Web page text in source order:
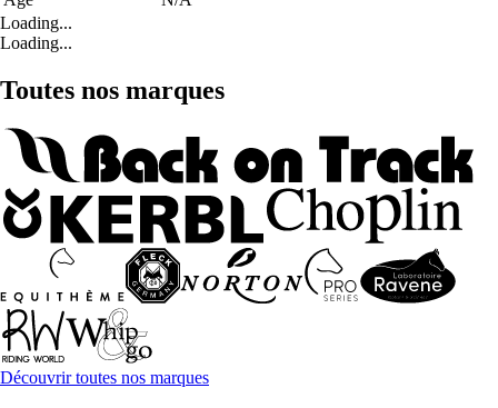
Loading...
Loading...
Toutes nos marques
Découvrir toutes nos marques